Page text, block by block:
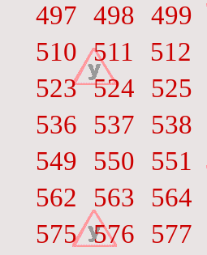
497 498 499
510 511 512
523 524 525
536
537 538
549
550 551
562
563 564
575 576 577